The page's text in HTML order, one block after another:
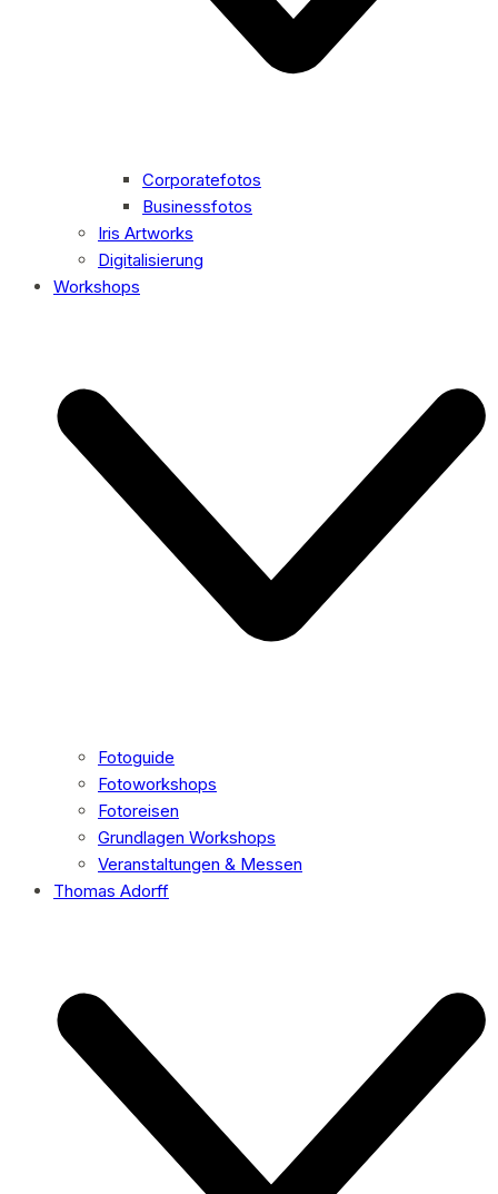
Corporatefotos
Businessfotos
Iris Artworks
Digitalisierung
Workshops
Fotoguide
Fotoworkshops
Fotoreisen
Grundlagen Workshops
Veranstaltungen & Messen
Thomas Adorff